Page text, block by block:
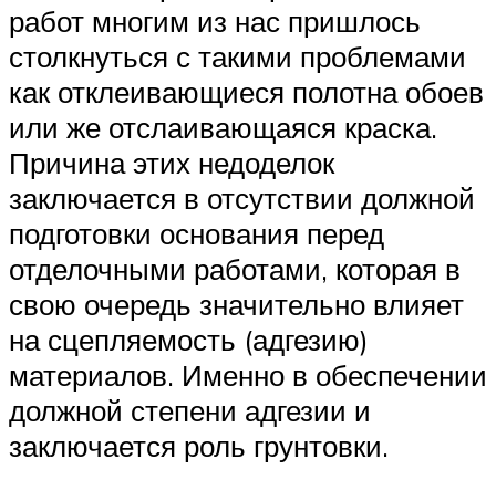
работ многим из нас пришлось
столкнуться с такими проблемами
как отклеивающиеся полотна обоев
или же отслаивающаяся краска.
Причина этих недоделок
заключается в отсутствии должной
подготовки основания перед
отделочными работами, которая в
свою очередь значительно влияет
на сцепляемость (адгезию)
материалов. Именно в обеспечении
должной степени адгезии и
заключается роль грунтовки.